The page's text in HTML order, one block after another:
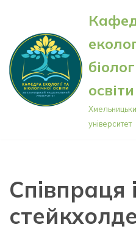
Перейти
до
вмісту
освіти
університет
Співпраця